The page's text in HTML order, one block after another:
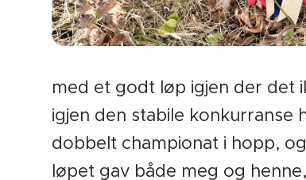
med et godt løp igjen der det
igjen den stabile konkurranse
dobbelt championat i hopp,
løpet gav både meg og